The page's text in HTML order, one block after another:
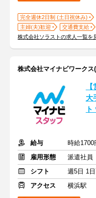
完全週休2日制 (土日祝休み)
主婦(夫)歓迎
交通費支給
株式会社ソラストの求人一覧を
株式会社マイナビワーク
大
給与
時給1700
雇用形態
派遣社員
シフト
週5日 1
アクセス
横浜駅